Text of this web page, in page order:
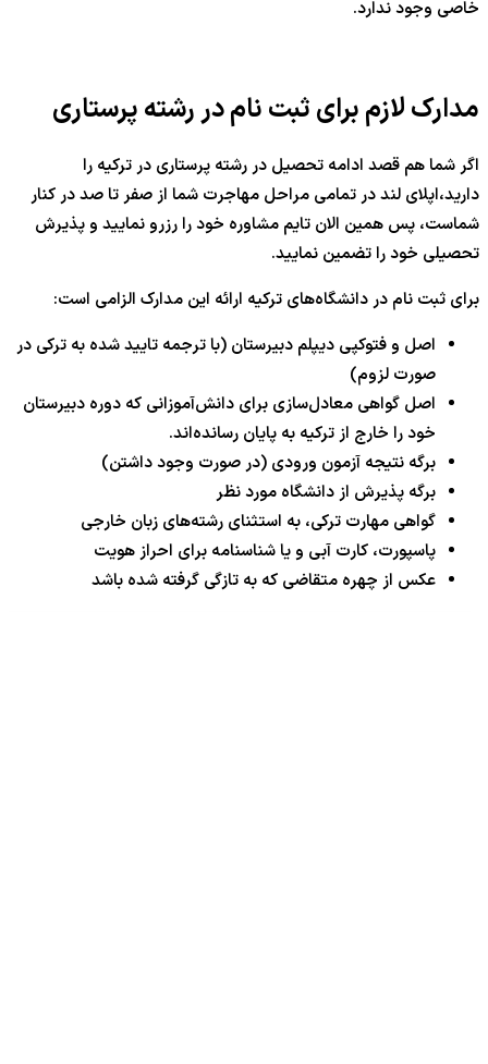
خاصی وجود ندارد.
مدارک لازم برای ثبت نام در رشته پرستاری
اگر شما هم قصد ادامه تحصیل در رشته پرستاری در ترکیه را
دارید،اپلای لند در تمامی مراحل مهاجرت شما از صفر تا صد در کنار
شماست، پس همین الان تایم مشاوره خود را رزرو نمایید و پذیرش
تحصیلی خود را تضمین نمایید.
برای ثبت نام در دانشگاه‌های ترکیه ارائه این مدارک الزامی است:
اصل و فتوکپی دیپلم دبیرستان (با ترجمه تایید شده به ترکی در
صورت لزوم)
اصل گواهی معادل‌سازی برای دانش‌آموزانی که دوره دبیرستان
خود را خارج از ترکیه به پایان رسانده‌اند.
برگه نتیجه آزمون ورودی (در صورت وجود داشتن)
برگه پذیرش از دانشگاه مورد نظر
گواهی مهارت ترکی، به استثنای رشته‌های زبان خارجی
پاسپورت، کارت آبی و یا شناسنامه برای احراز هویت
عکس از چهره متقاضی که به تازگی گرفته شده باشد